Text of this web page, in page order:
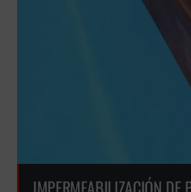
IMPERMEABILIZACIÓN DE